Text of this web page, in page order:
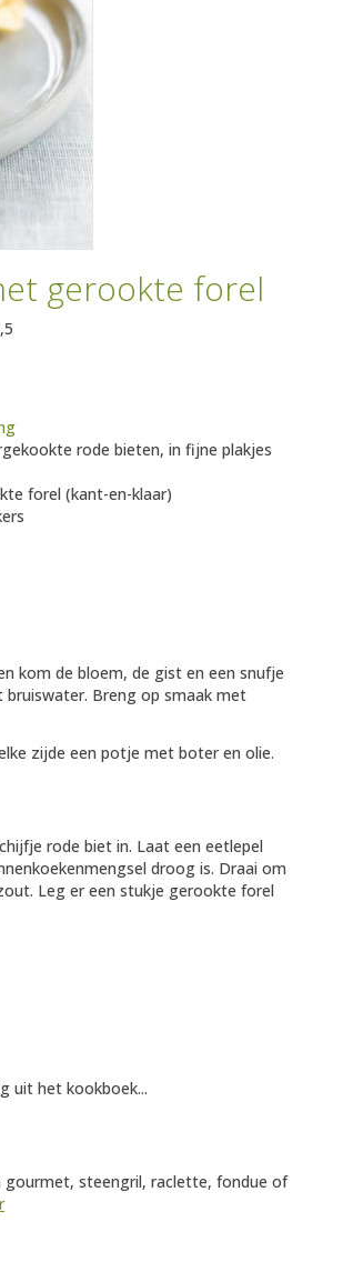
gerookte forel
rode bieten, in fijne plakjes
forel (kant-en-klaar)
kom de bloem, de gist en een snufje
Breng op smaak met
zijde een potje met boter en olie.
rode biet in. Laat een eetlepel
droog is. Draai om
Leg er een stukje gerookte forel
uit het kookboek...
gourmet, steengril, raclette, fondue of